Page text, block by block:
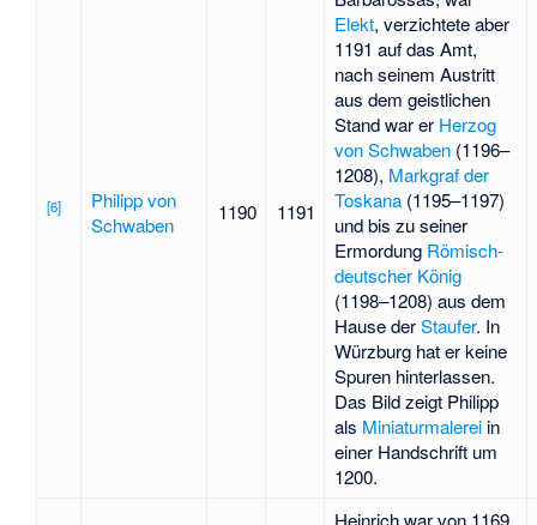
[6]
Philipp von
Schwaben
1190 1191
Elekt, verzichtete aber
1191 auf das Amt,
nach seinem Austritt
aus dem geistlichen
Stand war er Herzog
von Schwaben(1196–
1208), Markgraf der
Toskana(1195–1197)
und bis zu seiner
Ermordung Römisch-
deutscher König
(1198–1208) aus dem
Hause derStaufer. In
Würzburg hat er keine
Spuren hinterlassen.
Das Bild zeigt Philipp
als Miniaturmalereiin
einer Handschrift um
1200.
Heinrich war von 1169